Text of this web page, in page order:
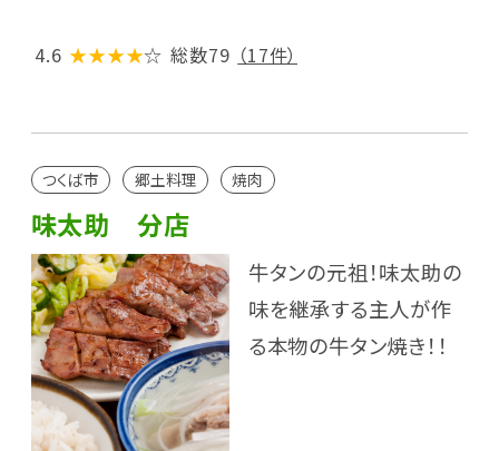
4.6 ★★★★☆ 総数79 （17件）
つくば市 郷土料理 焼肉
味太助 分店
牛タンの元祖！味太助の
味を継承する主人が作
る本物の牛タン焼き！！